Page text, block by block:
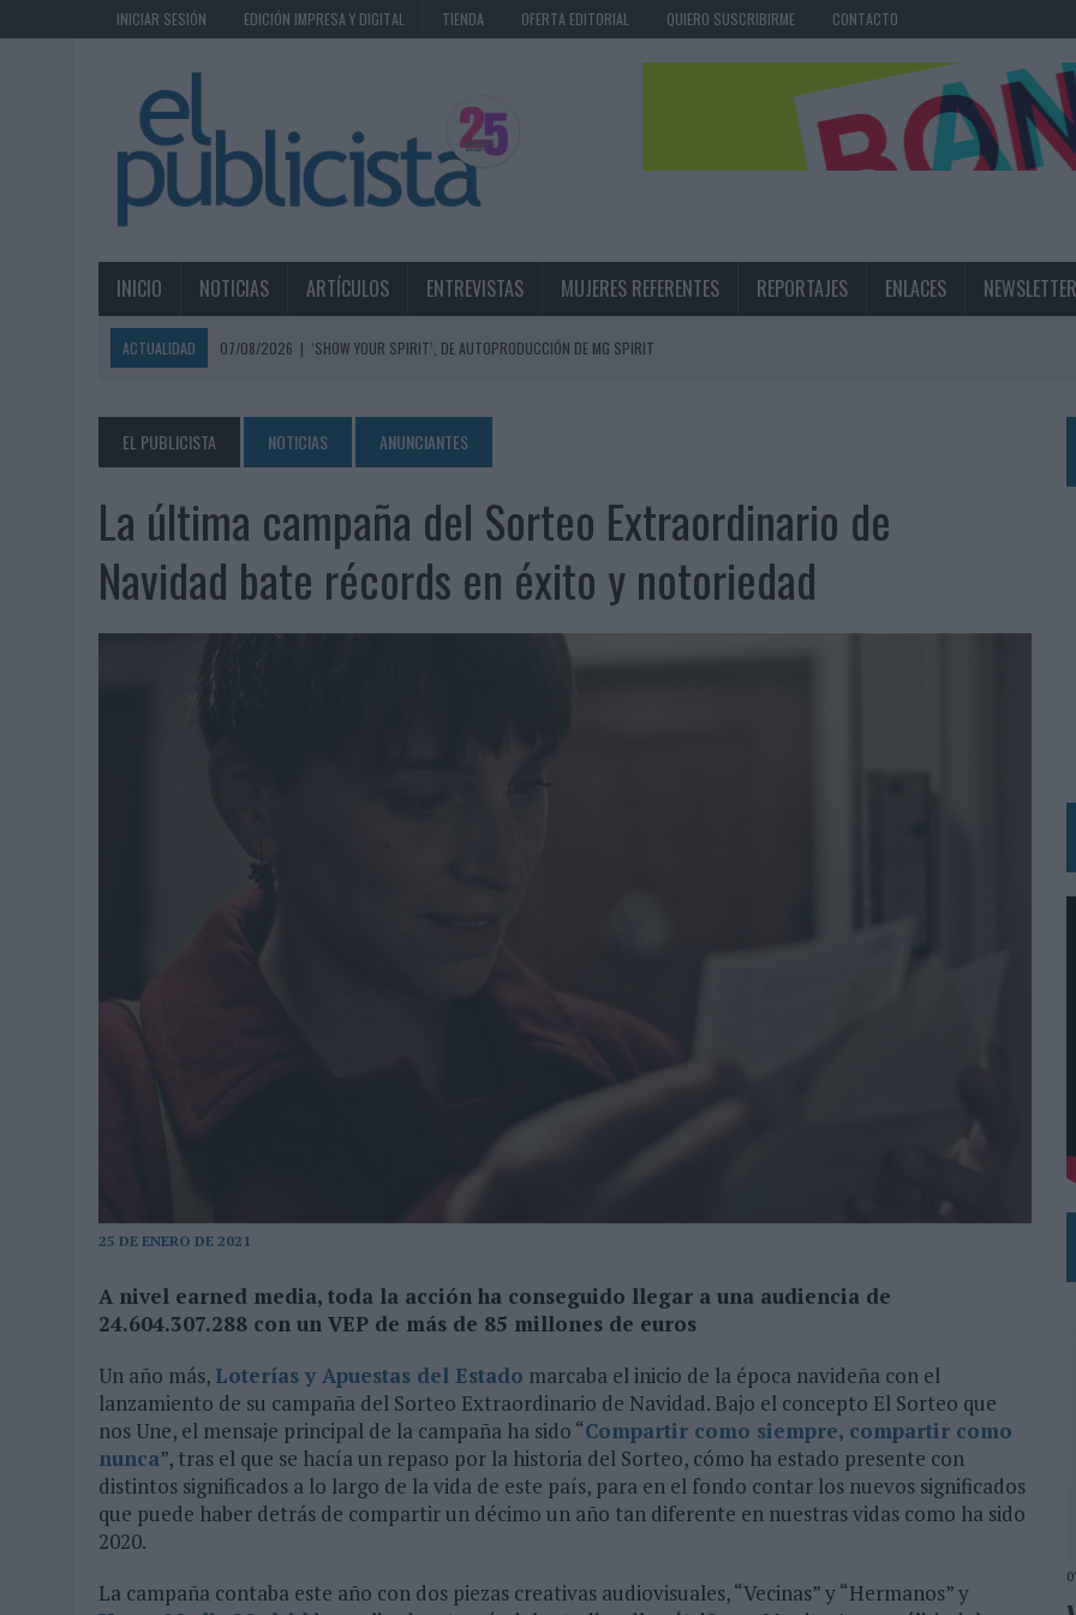
INICIAR SESIÓN EDICIÓN IMPRESA Y DIGITAL TIENDA OFERTA EDITORIAL QUIERO SUSCRIBIRME CONTACTO
INICIO NOTICIAS ARTÍCULOS ENTREVISTAS MUJERES REFERENTES REPORTAJES ENLACES NEWSLETTER
ACTUALIDAD 07/08/2026 | ‘SHOW YOUR SPIRIT’, DE AUTOPRODUCCIÓN DE MG SPIRIT
07/08/2026 | MG SPIRIT RELANZA SU MARCA CON UNA ESTRATEGIA 360º CENTRADA EN EL ORIGEN BARCELONÉS
07/08/2026
PATRÓN CONVIERTE EL NUEVO SINGLE DE ARÓN PIPER EN UNA EXPERIENCIA DE MARCA EN IBIZA
07/08/2026 | EL VERANO PONE A PRUEBA LA ESTRATEGIA DIGITAL DE LAS MARCAS
07/08/2026
VUELING CONVIERTE LOS RECUERDOS EN SOUVENIRS CON IA
EL USO DE LA IA GENERATIVA ALCANZA YA AL 62% DE LOS ESPAÑOLES
FRIGO Y UNIQLO LANZAN UNA COLECCIÓN PERSONALIZABLE INSPIRADA EN CORNETTO, CALIPPO Y SOLERO
BEON WORLDWIDE LANZA RAÍZ URBANA PARA TRANSFORMAR EL PATRIMONIO HISTÓRICO EN ACTIVOS CULTURALES Y ECONÓMICOS
05/08/2026
LUIS ARQUILLOS (BURGO DE ARIAS): “LA CONSTRUCCIÓN DE MARCA A LARGO PLAZO Y LA MEDICIÓN SON DOS CARAS DE LA MISMA
MONEDA”
‘ALEXIA PUTELLAS X GALAXY Z FOLD8 – SIN LÍMITES’, DE CHEIL SPAIN PARA SAMSUNG ELECTRONICS IBERIA
EL PUBLICISTA NOTICIAS ANUNCIANTES
La última campaña del Sorteo Extraordinario de
Navidad bate récords en éxito y notoriedad
25 DE ENERO DE 2021
A nivel earned media, toda la acción ha conseguido llegar a una audiencia de
24.604.307.288 con un VEP de más de 85 millones de euros
Un año más, Loterías y Apuestas del Estado marcaba el inicio de la época navideña con el
lanzamiento de su campaña del Sorteo Extraordinario de Navidad. Bajo el concepto El Sorteo que
nos Une, el mensaje principal de la campaña ha sido “Compartir como siempre, compartir como
nunca”, tras el que se hacía un repaso por la historia del Sorteo, cómo ha estado presente con
distintos significados a lo largo de la vida de este país, para en el fondo contar los nuevos significados
que puede haber detrás de compartir un décimo un año tan diferente en nuestras vidas como ha sido
2020.
La campaña contaba este año con dos piezas creativas audiovisuales, “Vecinas” y “Hermanos” y